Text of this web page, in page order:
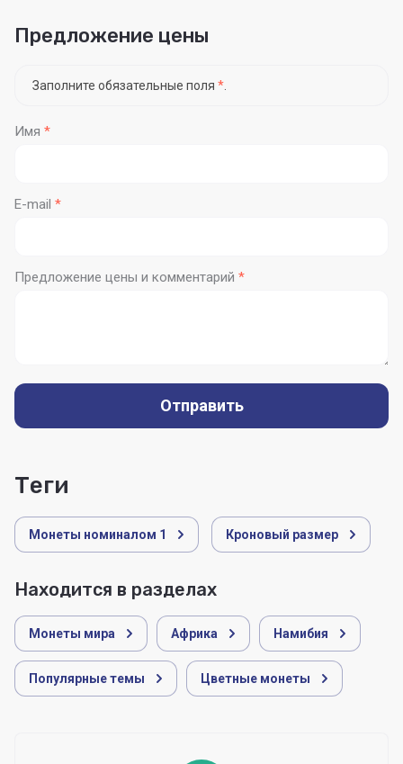
Предложение цены
Заполните обязательные поля *
Имя *
E-mail *
Предложение цены и комментарий *
Отправить
теги
Монеты номиналом 1 Кроновый размер
Находится в разделах
Монеты мира Африка Намибия
Популярные темы Цветные монеты